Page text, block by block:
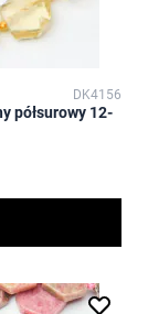
DK4156
półsurowy 12-